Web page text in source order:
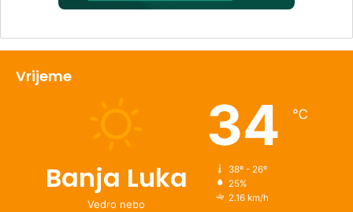
Vrijeme
Banja Luka
Vedro nebo
34 ℃
38º - 26º
25%
2.16 km/h